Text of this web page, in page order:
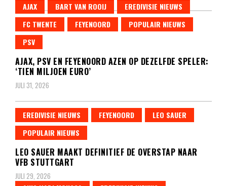
AJAX BART VAN ROOIJ
EREDIVISIE NIEUWS
FC TWENTE
FEYENOORD
POPULAIR NIEUWS
PSV
AJAX, PSV EN FEYENOORD AZEN OP DEZELFDE SPELER:
‘TIEN MILJOEN EURO’
JULI 31, 2026
EREDIVISIE NIEUWS FEYENOORD
LEO SAUER
POPULAIR NIEUWS
LEO SAUER MAAKT DEFINITIEF DE OVERSTAP NAAR
VFB STUTTGART
JULI 29, 2026